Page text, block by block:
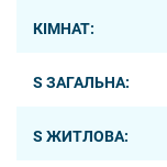
КІМНАТ:
S ЗАГАЛЬНА:
S ЖИТЛОВА: